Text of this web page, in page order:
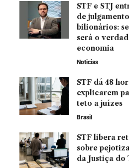
STF e STJ
de
bilionários:
será o
economia
Noticias
STF dá 48
explicarem
teto a juízes
Brasil
STF libera
sobre
da Justiça do